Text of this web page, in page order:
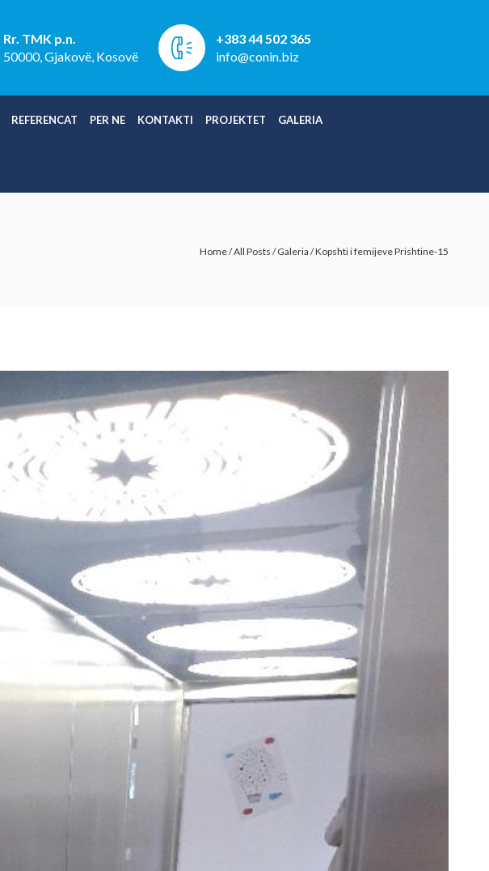
Rr. TMK p.n.
50000, Gjakovë, Kosovë
+383 44 502 365
info@conin.biz
REFERENCAT PER NE KONTAKTI PROJEKTET GALERIA
Home/All Posts /Galeria /Kopshti i femijeve Prishtine-15